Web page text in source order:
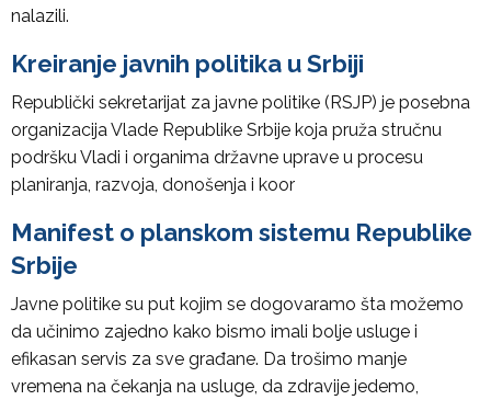
nalazili.
Kreiranje javnih politika u Srbiji
Republički sekretarijat za javne politike (RSJP) je posebna
organizacija Vlade Republike Srbije koja pruža stručnu
podršku Vladi i organima državne uprave u procesu
planiranja, razvoja, donošenja i koor
Manifest o planskom sistemu Republike
Srbije
Javne politike su put kojim se dogovaramo šta možemo
da učinimo zajedno kako bismo imali bolje usluge i
efikasan servis za sve građane. Da trošimo manje
vremena na čekanja na usluge, da zdravije jedemo,